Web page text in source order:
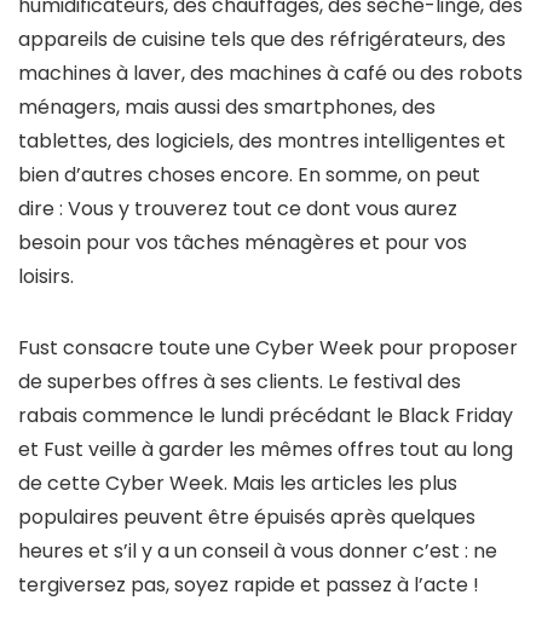
appareils de cuisine tels que des réfrigérateurs, des
machines à laver, des machines à café ou des robots
ménagers, mais aussi des smartphones, des
tablettes, des logiciels, des montres intelligentes et
bien d’autres choses encore. En somme, on peut
dire : Vous y trouverez tout ce dont vous aurez
besoin pour vos tâches ménagères et pour vos
loisirs.
Fust consacre toute une Cyber Week pour proposer
de superbes offres à ses clients. Le festival des
rabais commence le lundi précédant le Black Friday
et Fust veille à garder les mêmes offres tout au long
de cette Cyber Week. Mais les articles les plus
populaires peuvent être épuisés après quelques
heures et s’il y a un conseil à vous donner c’est : ne
tergiversez pas, soyez rapide et passez à l’acte !